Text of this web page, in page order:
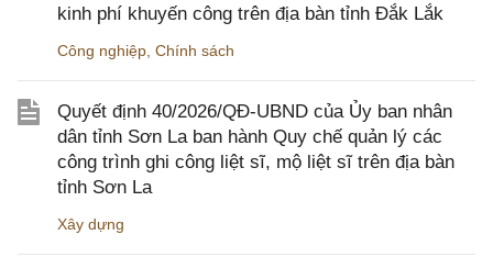
kinh phí khuyến công trên địa bàn tỉnh Đắk Lắk
Công nghiệp Chính sách
Quyết định 40/2026/QĐ-UBND của Ủy ban nhân
dân tỉnh Sơn La ban hành Quy chế quản lý các
công trình ghi công liệt sĩ, mộ liệt sĩ trên địa bàn
tỉnh Sơn La
Xây dựng